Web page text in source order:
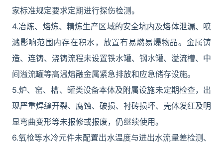
家标准规定要求定期进行探伤检测。
4.冶炼、熔炼、精炼生产区域的安全坑内及熔体泄漏、喷
溅影响范围内存在积水，放置有易燃易爆物品。金属铸
造、连铸、浇铸流程未设置铁水罐、钢水罐、溢流槽、中
间溢流罐等高温熔融金属紧急排放和应急储存设施。
5.炉、窑、槽、罐类设备本体及附属设施未定期检查，出
现严重焊缝开裂、腐蚀、破损、衬砖损坏、壳体发红及明
显弯曲变形等未报修或报废，仍继续使用。
6.氧枪等水冷元件未配置出水温度与进出水流量差检测、